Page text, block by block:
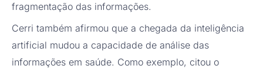
fragmentação das informações.
Cerri também afirmou que a chegada da inteligência
artificial mudou a capacidade de análise das
informações em saúde. Como exemplo, citou o